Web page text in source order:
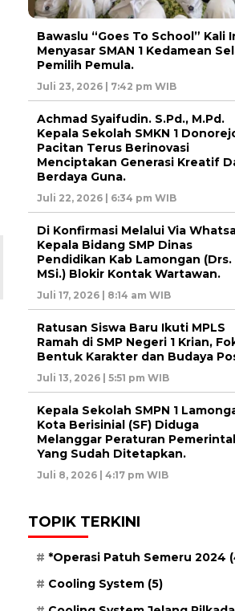
Bawaslu “Goes To School” Kali
Menyasar SMAN 1 Kedamean
Pemilih Pemula.
Juli 23, 2026 | 7:42 pm WIB
Achmad Syaifudin. S.Pd., M.Pd.
Kepala Sekolah SMKN 1
Pacitan Terus Berinovasi
Menciptakan Generasi Kreatif
Berdaya Guna.
Juli 22, 2026 | 6:34 pm WIB
Di Konfirmasi Melalui Via
Kepala Bidang SMP Dinas
Pendidikan Kab Lamongan (Drs.
MSi.) Blokir Kontak Wartawan.
Juli 17, 2026 | 8:14 am WIB
Ratusan Siswa Baru Ikuti MPLS
Ramah di SMP Negeri 1 Krian,
Bentuk Karakter dan Budaya
Juli 13, 2026 | 5:51 pm WIB
Kepala Sekolah SMPN 1
Kota Berisinial (SF) Diduga
Melanggar Peraturan
Yang Sudah Ditetapkan.
Juli 8, 2026 | 4:17 pm WIB
TOPIK TERKINI
*Operasi Patuh Semeru 2024
Cooling System (5)